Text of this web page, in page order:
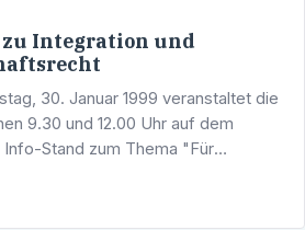
zu Integration und
30. Januar 1999 veranstaltet die
9.30 und 12.00 Uhr auf dem
Info-Stand zum Thema "Für